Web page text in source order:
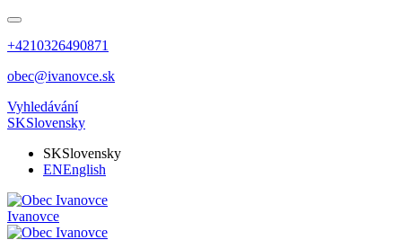
+4210326490871
obec@ivanovce.sk
Vyhledávání
SKSlovensky
SKSlovensky
ENEnglish
Ivanovce